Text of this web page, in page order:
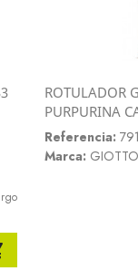
ROTULADOR
PURPURINA
Referencia:
Marca: GIOTTO